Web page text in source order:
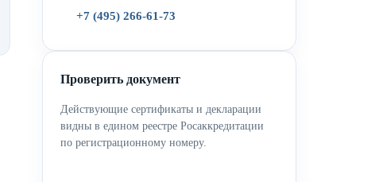
+7 (495) 266-61-73
Проверить документ
Действующие сертификаты и декларации
видны в едином реестре Росаккредитации
по регистрационному номеру.